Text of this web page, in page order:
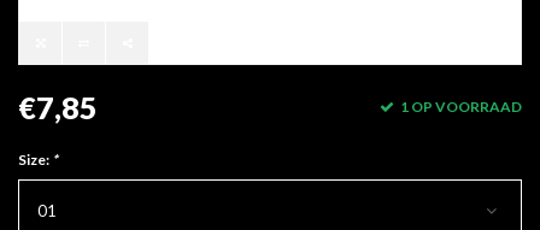
€7,85 1 OP VOORRAAD
Size: *
01